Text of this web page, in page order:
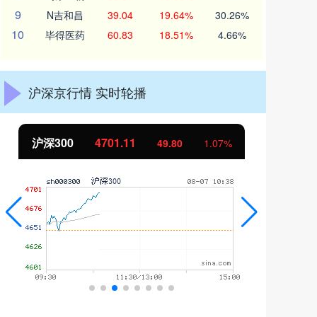
9 N吉和昌 39.04 19.64% 30.26%
10 毕得医药 60.83 18.51% 4.66%
沪深京行情 实时轮播
北证50 1125.34 2.46 0.22%